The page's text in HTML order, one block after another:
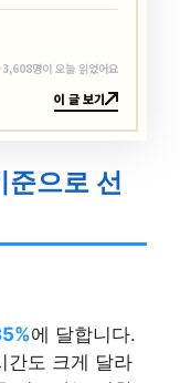
3,608명이 오늘 읽었어요
이 글 보기
준으로 선
에 달합니다.
간도 크게 달라